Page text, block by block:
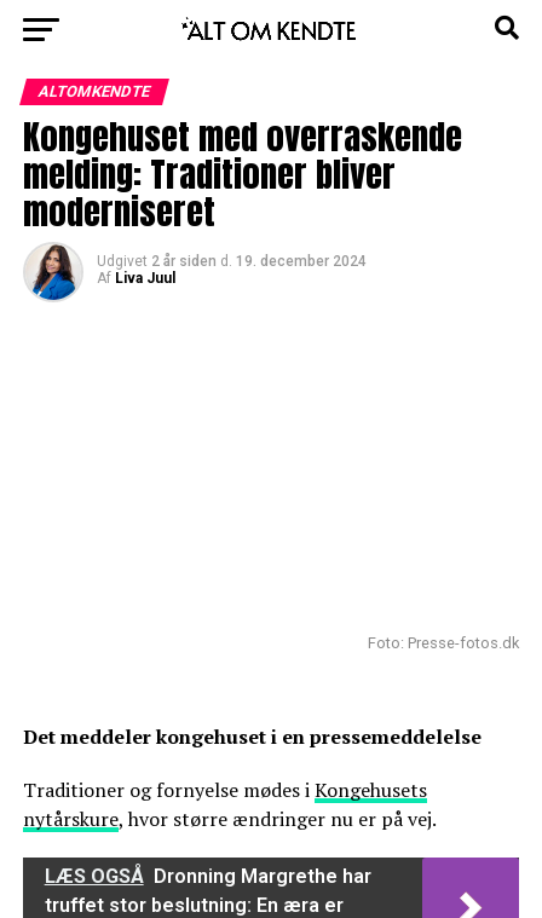
ALTOMKENDTE
Kongehuset med overraskende
melding: Traditioner bliver
moderniseret
Udgivet 2 år siden d. 19. december 2024
Af Liva Juul
Foto: Presse-fotos.dk
Det meddeler kongehuset i en pressemeddelelse
Traditioner og fornyelse mødes iKongehusets
nytårskure, hvor større ændringer nu er på vej.
LÆS OGSÅ Dronning Margrethe har
truffet stor beslutning: En æra er